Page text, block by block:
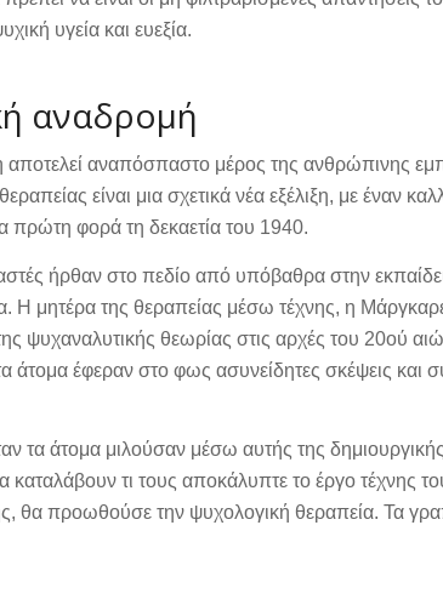
υγεία και ευεξία.
αναδρομή
αποτελεί αναπόσπαστο μέρος της ανθρώπινης
είναι μια σχετικά νέα εξέλιξη, με έναν
πρώτη φορά τη δεκαετία του 1940.
ήρθαν στο πεδίο από υπόβαθρα στην
Η μητέρα της θεραπείας μέσω τέχνης, η
ψυχαναλυτικής θεωρίας στις αρχές του 20ού
άτομα έφεραν στο φως ασυνείδητες σκέψεις και
τα άτομα μιλούσαν μέσω αυτής της
τι τους αποκάλυπτε το έργο τέχνης
θα προωθούσε την ψυχολογική θεραπεία. Τα